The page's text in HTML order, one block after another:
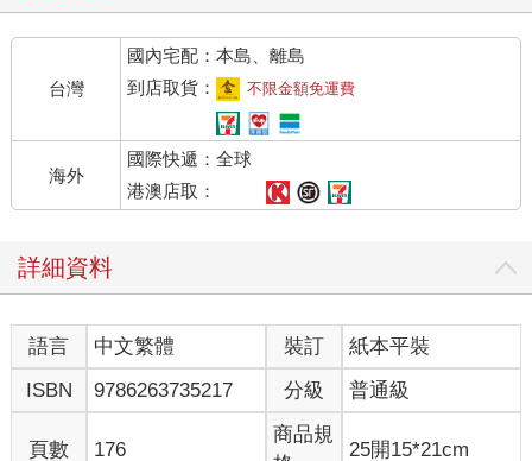
台灣
國內宅配：本島、離島
到店取貨：
不限金額免運費
海外
國際快遞：全球
港澳店取：
詳細資料
語言 中文繁體 裝訂
紙本平裝
ISBN
9786263735217 分級 普通級
頁數 176
商品規
25開15*21cm